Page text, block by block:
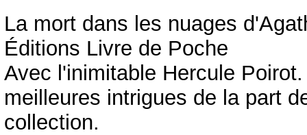
La mort dans les nuages
Éditions Livre de Poche
Avec l'inimitable Hercule
meilleures intrigues de la part
collection.